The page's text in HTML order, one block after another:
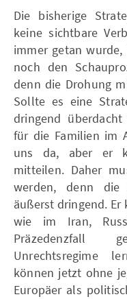
Die bisherige
keine sichtbare
immer getan
noch den
denn die Drohung
Sollte es eine
dringend
für die Familien im
uns da, aber er
mitteilen. Daher
werden, denn die
äußerst dringend.
wie im Iran,
Präzedenzfall
Unrechtsregime
können jetzt ohne
Europäer als